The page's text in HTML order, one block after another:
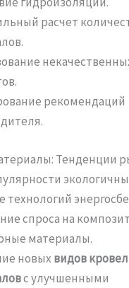
расчет
рекомендаций
Тенденции
технологий
спроса на
материалы.
новых видов
с улучшенными